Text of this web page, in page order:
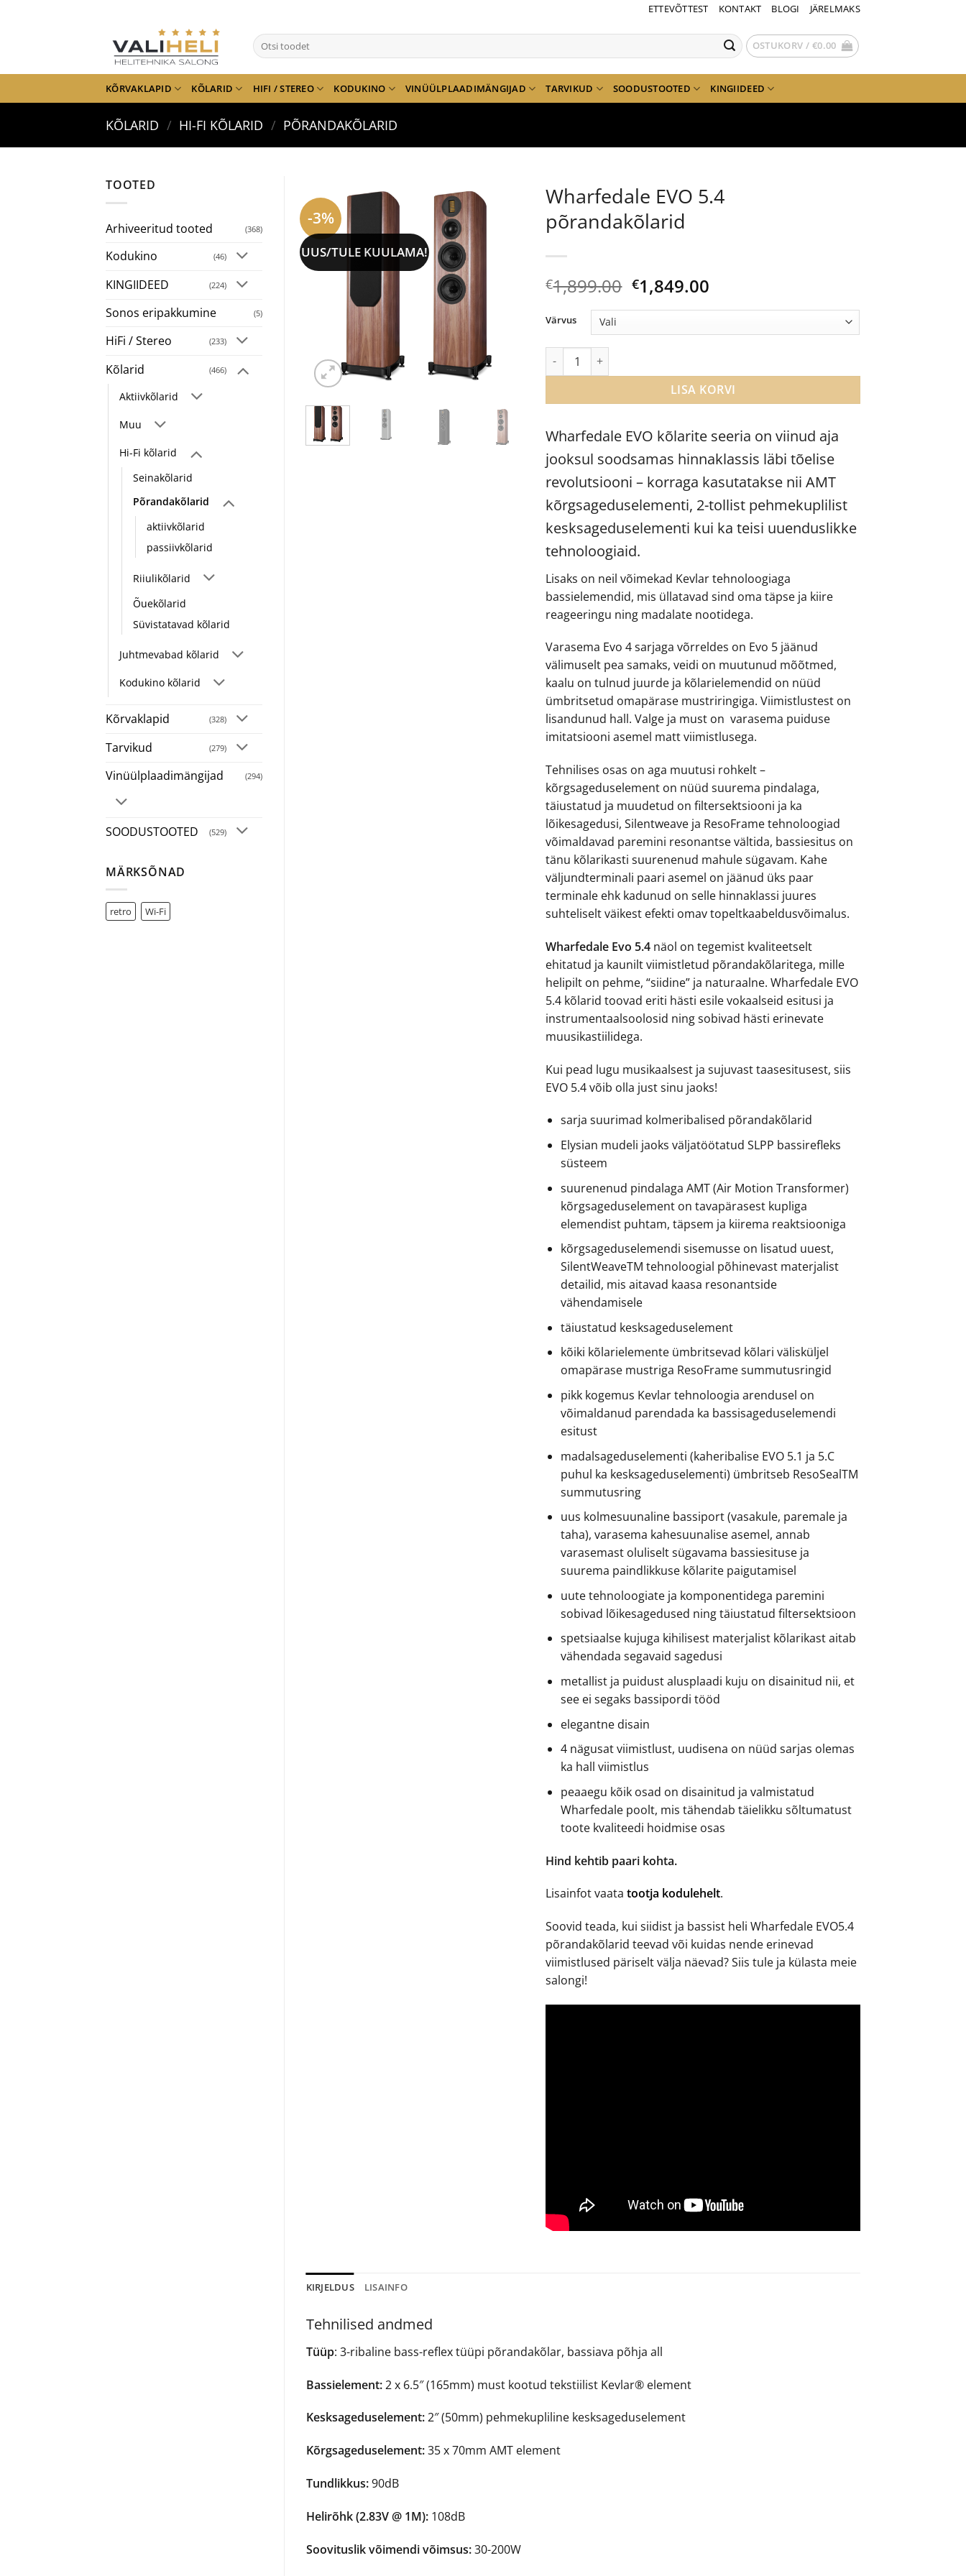
ETTEVÕTTEST KONTAKT BLOGI JÄRELMAKS
Otsi: OSTUKORV / €0.00
KÕRVAKLAPID KÕLARID HIFI / STEREO KODUKINO VINÜÜLPLAADIMÄNGIJAD TARVIKUD SOODUSTOOTED KINGIIDEED
KÕLARID / HI-FI KÕLARID / PÕRANDAKÕLARID
TOOTED
Arhiveeritud tooted (368)
Kodukino (46)
KINGIIDEED (224)
Sonos eripakkumine (5)
HiFi / Stereo (233)
Kõlarid (466)
Aktiivkõlarid
Muu
Hi-Fi kõlarid
Seinakõlarid
Põrandakõlarid
aktiivkõlarid
passiivkõlarid
Riiulikõlarid
Õuekõlarid
Süvistatavad kõlarid
Juhtmevabad kõlarid
Kodukino kõlarid
Kõrvaklapid (328)
Tarvikud (279)
Vinüülplaadimängijad (294)
SOODUSTOOTED (529)
MÄRKSÕNAD
retro Wi-Fi
-3%
UUS/TULE KUULAMA!
Wharfedale EVO 5.4
põrandakõlarid
€1,899.00 Algne
hind
€1,899.00.
€1,849.00Current
€1,849.00.
Wharfedale EVO kõlarite seeria on viinud aja
jooksul soodsamas hinnaklassis läbi tõelise
revolutsiooni – korraga kasutatakse nii AMT
kõrgsageduselementi, 2-tollist pehmekuplilist
kesksageduselementi kui ka teisi uuenduslikke
tehnoloogiaid.
Lisaks on neil võimekad Kevlar tehnoloogiaga
bassielemendid, mis üllatavad sind oma täpse ja kiire
reageeringu ning madalate nootidega.
Varasema Evo 4 sarjaga võrreldes on Evo 5 jäänud
välimuselt pea samaks, veidi on muutunud mõõtmed,
kaalu on tulnud juurde ja kõlarielemendid on nüüd
ümbritsetud omapärase mustriringiga. Viimistlustest on
lisandunud hall. Valge ja must on varasema puiduse
imitatsiooni asemel matt viimistlusega.
Tehnilises osas on aga muutusi rohkelt –
kõrgsageduselement on nüüd suurema pindalaga,
täiustatud ja muudetud on filtersektsiooni ja ka
lõikesagedusi, Silentweave ja ResoFrame tehnoloogiad
võimaldavad paremini resonantse vältida, bassiesitus on
tänu kõlarikasti suurenenud mahule sügavam. Kahe
väljundterminali paari asemel on jäänud üks paar
terminale ehk kadunud on selle hinnaklassi juures
suhteliselt väikest efekti omav topeltkaabeldusvõimalus.
Wharfedale Evo 5.4 näol on tegemist kvaliteetselt
ehitatud ja kaunilt viimistletud põrandakõlaritega, mille
helipilt on pehme, “siidine” ja naturaalne. Wharfedale EVO
5.4 kõlarid toovad eriti hästi esile vokaalseid esitusi ja
instrumentaalsoolosid ning sobivad hästi erinevate
muusikastiilidega.
Kui pead lugu musikaalsest ja sujuvast taasesitusest, siis
EVO 5.4 võib olla just sinu jaoks!
sarja suurimad kolmeribalised põrandakõlarid
Elysian mudeli jaoks väljatöötatud SLPP bassirefleks
süsteem
suurenenud pindalaga AMT (Air Motion Transformer)
kõrgsageduselement on tavapärasest kupliga
elemendist puhtam, täpsem ja kiirema reaktsiooniga
kõrgsageduselemendi sisemusse on lisatud uuest,
SilentWeaveTM tehnoloogial põhinevast materjalist
detailid, mis aitavad kaasa resonantside
vähendamisele
täiustatud kesksageduselement
kõiki kõlarielemente ümbritsevad kõlari välisküljel
omapärase mustriga ResoFrame summutusringid
pikk kogemus Kevlar tehnoloogia arendusel on
võimaldanud parendada ka bassisageduselemendi
esitust
madalsageduselementi (kaheribalise EVO 5.1 ja 5.C
puhul ka kesksageduselementi) ümbritseb ResoSealTM
summutusring
uus kolmesuunaline bassiport (vasakule, paremale ja
taha), varasema kahesuunalise asemel, annab
varasemast oluliselt sügavama bassiesituse ja
suurema paindlikkuse kõlarite paigutamisel
uute tehnoloogiate ja komponentidega paremini
sobivad lõikesagedused ning täiustatud filtersektsioon
spetsiaalse kujuga kihilisest materjalist kõlarikast aitab
vähendada segavaid sagedusi
metallist ja puidust alusplaadi kuju on disainitud nii, et
see ei segaks bassipordi tööd
elegantne disain
4 nägusat viimistlust, uudisena on nüüd sarjas olemas
ka hall viimistlus
peaaegu kõik osad on disainitud ja valmistatud
Wharfedale poolt, mis tähendab täielikku sõltumatust
toote kvaliteedi hoidmise osas
Hind kehtib paari kohta.
Lisainfot vaatatootja kodulehelt.
Soovid teada, kui siidist ja bassist heli Wharfedale EVO5.4
põrandakõlarid teevad või kuidas nende erinevad
viimistlused päriselt välja näevad? Siis tule ja külasta meie
salongi!
Värvus
Wharfedale EVO 5.4 põrandakõlarid kogus
LISA KORVI
KIRJELDUS LISAINFO
Tehnilised andmed
Tüüp: 3-ribaline bass-reflex tüüpi põrandakõlar, bassiava põhja all
Bassielement:2 x 6.5″ (165mm) must kootud tekstiilist Kevlar® element
Kesksageduselement:2″ (50mm) pehmekupliline kesksageduselement
Kõrgsageduselement:35 x 70mm AMT element
Tundlikkus:90dB
Helirõhk (2.83V @ 1M):108dB
Soovituslik võimendi võimsus:30-200W